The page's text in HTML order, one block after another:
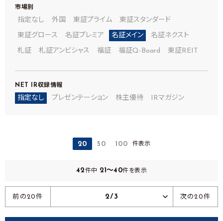
市場別
指定なし 外国 東証プライム 東証スタンダード
東証グロース 名証プレミア 名証メイン 名証ネクスト
札証 札証アンビシャス 福証 福証Q-Board 東証REIT
NET IR収録情報
指定なし プレゼンテーション 株主優待 IRマガジン
20 50 100 件表示
42件中 21～40件を表示
前の20件 2/3 次の20件